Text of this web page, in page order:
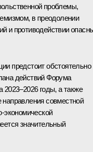
проблемы,
в преодолении
и противодействии
предстоит обстоятельно
действий Форума
2023–2026 годы, а также
совместной
экономической
значительный